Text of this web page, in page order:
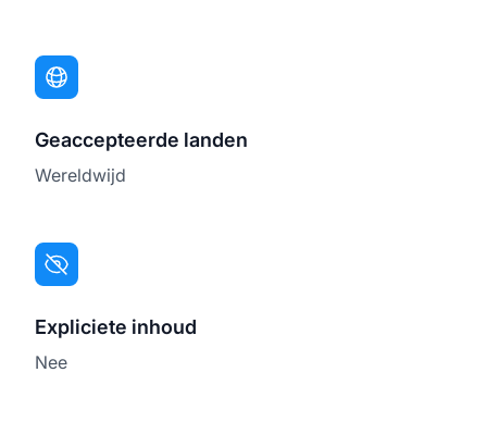
Geaccepteerde landen
Wereldwijd
Expliciete inhoud
Nee